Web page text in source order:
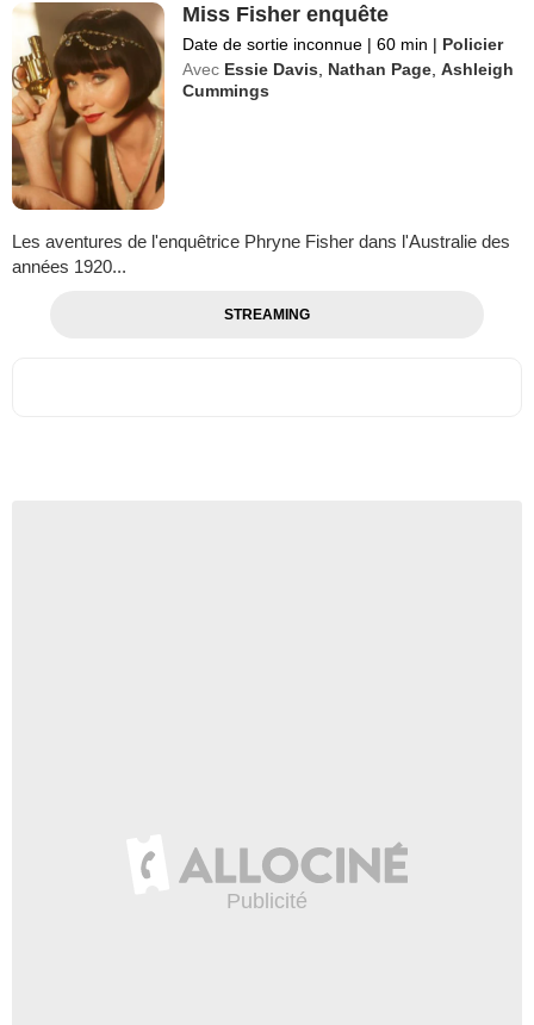
Miss Fisher enquête
Date de sortie inconnue | 60 min | Policier
Avec Essie Davis Nathan Page ,Ashleigh
Cummings
Les aventures de l'enquêtrice Phryne Fisher dans l'Australie des
années 1920...
STREAMING